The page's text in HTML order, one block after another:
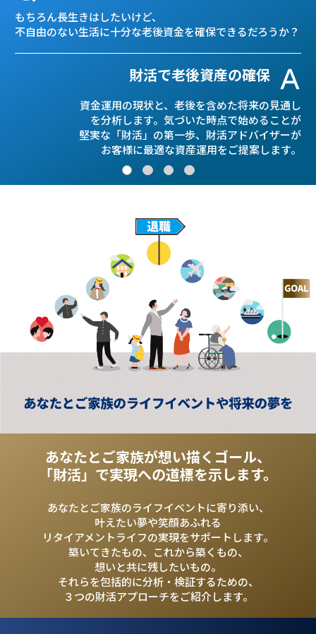
もちろん長生きはしたいけど、
不自由のない生活に十分な老後資金を確保できるだろうか？
財活で老後資産の確保
資金運用の現状と、老後を含めた将来の見通し
を分析します。気づいた時点で始めることが
堅実な「財活」の第一歩、財活アドバイザーが
お客様に最適な資産運用をご提案します。
自分にもしものことがあった場合、
残された家族は相続税で苦しまないだろうか？
財活で安心の税務対策
税額を減らす可能性の試算と共に
相続人別にそれぞれが引き継いだ財産で
納税が可能か否かを分析し、
事前の対策を可能にします。
日本人の総資産の約半分は
不動産など分割が困難なもの。
財活で円満な財産分割
専門家の的確なアドバイスにより分割財産の
差異を解消する仕組みなどを用いて、
複雑な条件も円満に解決します。
もし認知症になったら、
保有する財産は処分できるのだろうか？
財活で財産処理の最適化
金融資産や財産の譲渡・売買には、本人の意思決定が必要な
ので処分できなくなります。
専門家のアドバイスをもとに事前に対処する事で、価値とと
もに想いも伝わる相続を可能にします。
あなたとご家族が想い描くゴール、
「財活」で実現への道標を示します。
あなたとご家族のライフイベントに寄り添い、
叶えたい夢や笑顔あふれる
リタイアメントライフの実現をサポートします。
築いてきたもの、これから築くもの、
想いと共に残したいもの。
それらを包括的に分析・検証するための、
３つの財活アプローチをご紹介します。